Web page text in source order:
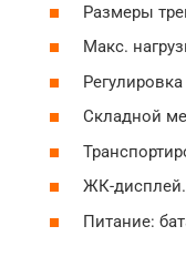
Размеры
Макс.
Складной
ЖК-дисплей.
Питание: